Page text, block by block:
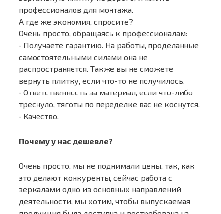
профессионалов для монтажа.
А где же экономия, спросите?
Очень просто, обращаясь к профессионалам:
⁃ Получаете гарантию. На работы, проделанные
самостоятельными силами она не
распространяется. Также вы не сможете
вернуть плитку, если что-то не получилось.
⁃ Ответственность за материал, если что-либо
треснуло, тяготы по переделке вас не коснутся.
⁃ Качество.
Почему у нас дешевле?
Очень просто, мы не поднимали цены, так, как
это делают конкуренты, сейчас работа с
зеркалами одно из основных направлений
деятельности, мы хотим, чтобы выпускаемая